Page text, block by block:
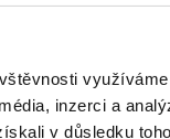
inzerci a
v důsledku